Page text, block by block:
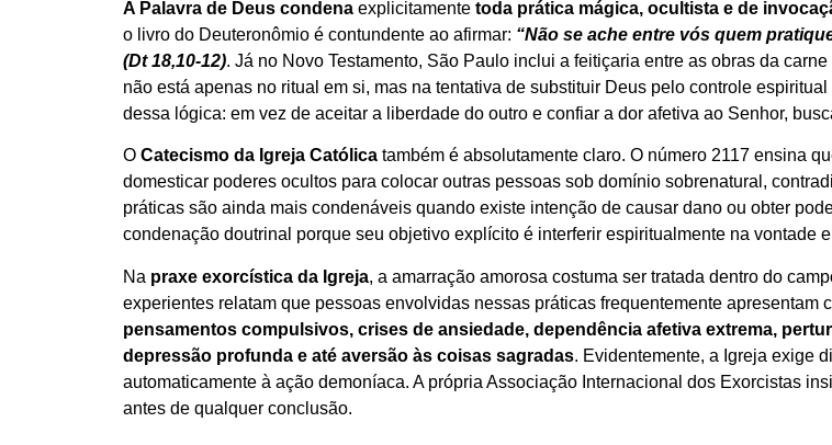
A Palavra de Deus condena explicitamente toda prática mágica, ocultista e de
o livro do Deuteronômio é contundente ao afirmar: “Não se ache entre vós quem
(Dt 18,10-12). Já no Novo Testamento, São Paulo inclui a feitiçaria entre as obras da
não está apenas no ritual em si, mas na tentativa de substituir Deus pelo controle
dessa lógica: em vez de aceitar a liberdade do outro e confiar a dor afetiva ao Senhor,
O Catecismo da Igreja Católica também é absolutamente claro. O número 2117 ensina
domesticar poderes ocultos para colocar outras pessoas sob domínio sobrenatural,
práticas são ainda mais condenáveis quando existe intenção de causar dano ou obter
condenação doutrinal porque seu objetivo explícito é interferir espiritualmente na vontade
Na praxe exorcística da Igreja, a amarração amorosa costuma ser tratada dentro do
experientes relatam que pessoas envolvidas nessas práticas frequentemente apresentam
pensamentos compulsivos, crises de ansiedade, dependência afetiva extrema,
depressão profunda e até aversão às coisas sagradas. Evidentemente, a Igreja exige
automaticamente à ação demoníaca. A própria Associação Internacional dos Exorcistas
antes de qualquer conclusão.